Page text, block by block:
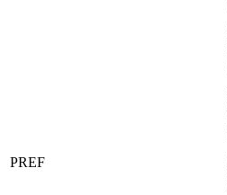
PREF